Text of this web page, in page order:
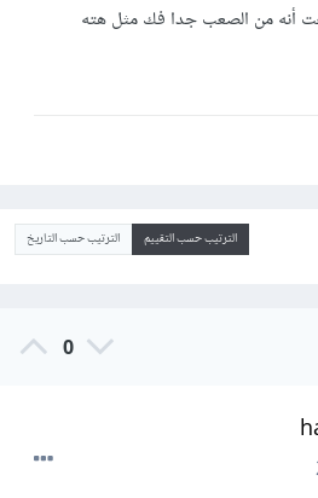
أنه من الصعب جدا فك مثل هته
الترتيب حسب التقييم الترتيب حسب التاريخ
0